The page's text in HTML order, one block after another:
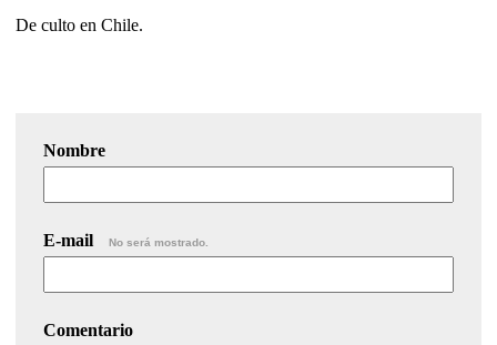
De culto en Chile.
Nombre
E-mail No será mostrado.
Comentario